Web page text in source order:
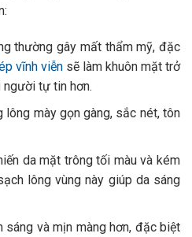
thường gây mất thẩm mỹ, đặc
vĩnh viễnsẽ làm khuôn mặt trở
người tự tin hơn.
lông mày gọn gàng, sắc nét, tôn
da mặt trông tối màu và kém
lông vùng này giúp da sáng
sáng và mịn màng hơn, đặc biệt